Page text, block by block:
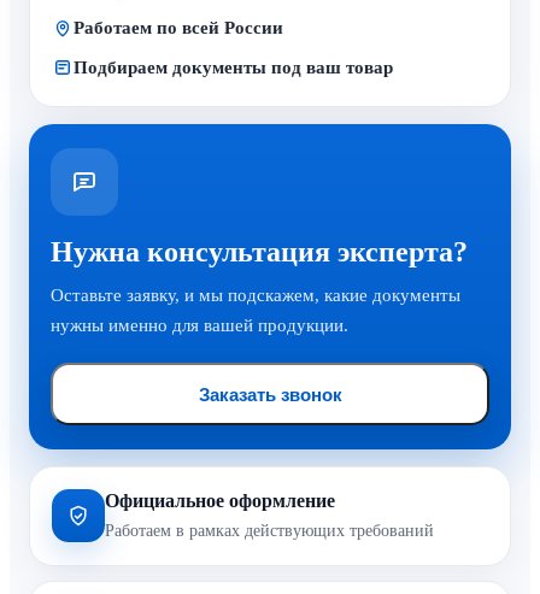
Работаем по всей России
Подбираем документы под ваш товар
Нужна консультация эксперта?
Оставьте заявку, и мы подскажем, какие документы
нужны именно для вашей продукции.
Заказать звонок
Официальное оформление
Работаем в рамках действующих требований